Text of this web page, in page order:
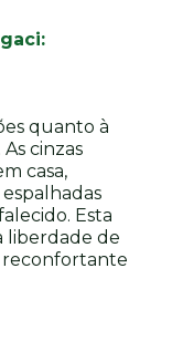
quanto à
cinzas
casa,
Esta
liberdade de
reconfortante